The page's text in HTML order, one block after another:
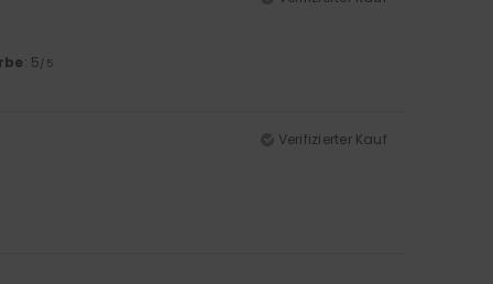
: 5 /5
Verifizierter Kauf